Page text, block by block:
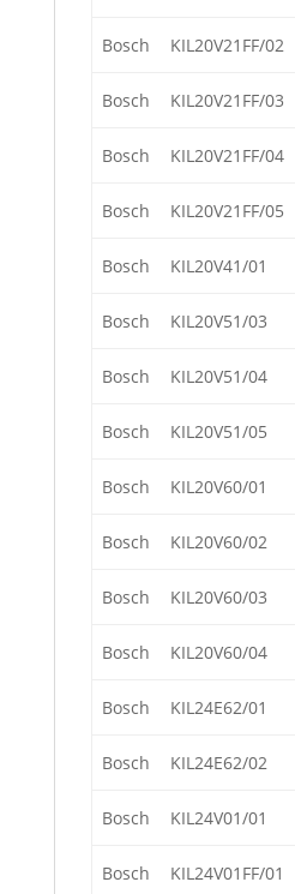
Bosch KIL20V21FF/02
Bosch KIL20V21FF/03
Bosch KIL20V21FF/04
Bosch KIL20V21FF/05
Bosch KIL20V41/01
Bosch KIL20V51/03
Bosch KIL20V51/04
Bosch KIL20V51/05
Bosch KIL20V60/01
Bosch KIL20V60/02
Bosch KIL20V60/03
Bosch KIL20V60/04
Bosch KIL24E62/01
Bosch KIL24E62/02
Bosch KIL24V01/01
Bosch KIL24V01FF/01